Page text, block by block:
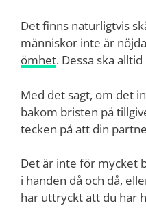
Det finns naturligtvis
människor inte är
ömhet. Dessa ska
Med det sagt, om det
bakom bristen på
tecken på att din
Det är inte för mycket
i handen då och då,
har uttryckt att du har